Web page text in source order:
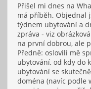
Přišel mi dnes na
má příběh. Objednal
týdnem ubytování a
zpráva - viz
na první dobrou, ale
Předně: oslovili mě
ubytování, od kdy do
ubytování se
doména (navíc podle